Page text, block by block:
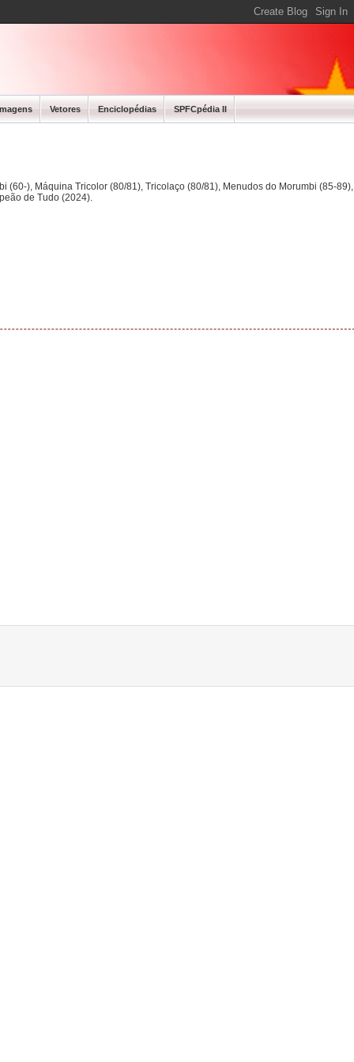
Vetores Enciclopédias SPFCpédia II
), Máquina Tricolor (80/81), Tricolaço (80/81), Menudos do Morumbi (85-
de Tudo (2024).